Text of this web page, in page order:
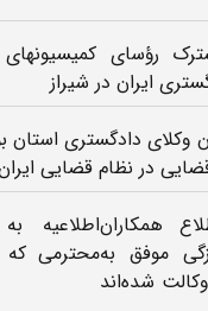
رؤسای
ایران در شیراز
وکلای دادگستری استان
در نظام قضایی
اطلاعیه
محترمی که